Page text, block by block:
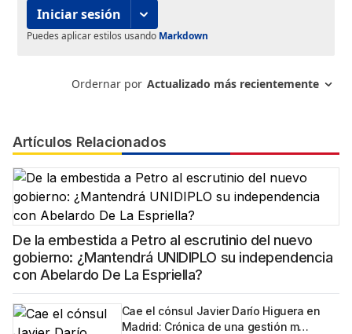
Artículos Relacionados
De la embestida a Petro al escrutinio del nuevo
gobierno: ¿Mantendrá UNIDIPLO su independencia
con Abelardo De La Espriella?
Cae el cónsul Javier Darío Higuera en
Madrid: Crónica de una gestión m…